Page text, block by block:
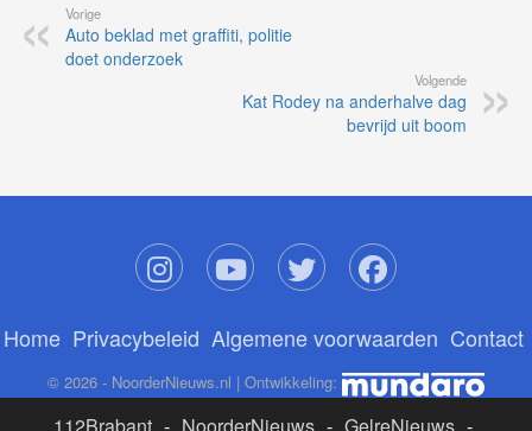
Vorige
Auto beklad met graffiti, politie
doet onderzoek
Volgende
Kat Rodey na anderhalve dag
bevrijd uit boom
Home Privacybeleid Algemene voorwaarden Contact
© 2026 - NoorderNieuws.nl | Ontwikkeling: